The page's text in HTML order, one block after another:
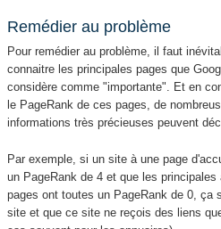
Remédier au problème
Pour remédier au problème, il faut
connaitre les principales pages que
considère comme "importante". Et en
le PageRank de ces pages, de
informations très précieuses peuvent
Par exemple, si un site à une page
un PageRank de 4 et que les principales
pages ont toutes un PageRank de 0, ça
site et que ce site ne reçois des liens